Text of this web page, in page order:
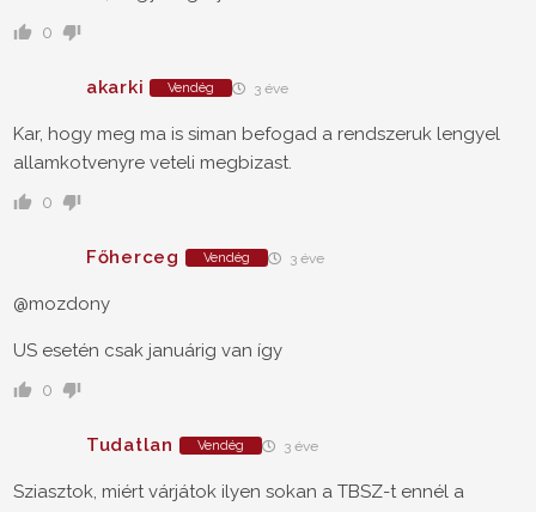
0
akarki Vendég 3 éve
Kar, hogy meg ma is siman befogad a rendszeruk lengyel
allamkotvenyre veteli megbizast.
0
Főherceg Vendég 3 éve
@mozdony
US esetén csak januárig van így
0
Tudatlan Vendég 3 éve
Sziasztok, miért várjátok ilyen sokan a TBSZ-t ennél a